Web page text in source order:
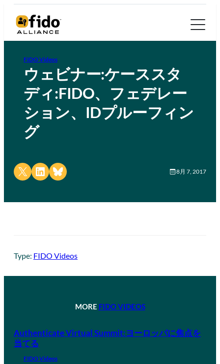
FIDO Videos
ウェビナー:ケーススタ
ディ:FIDO、フェデレー
ション、IDプルーフィン
グ
Share on X Share on LinkedIn
Share on Bluesky 8月 7, 2017
Type: FIDO Videos
MORE FIDO VIDEOS
Authenticate Virtual Summit:ヨーロッパに焦点を
当てる
FIDO Videos